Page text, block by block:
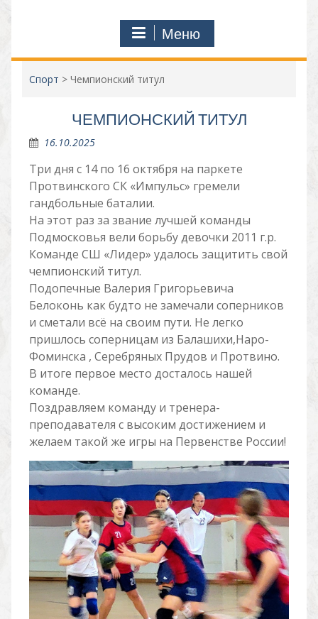
Меню
Спорт > Чемпионский титул
ЧЕМПИОНСКИЙ ТИТУЛ
16.10.2025
Три дня с 14 по 16 октября на паркете
Протвинского СК «Импульс» гремели
гандбольные баталии.
На этот раз за звание лучшей команды
Подмосковья вели борьбу девочки 2011 г.р.
Команде СШ «Лидер» удалось защитить свой
чемпионский титул.
Подопечные Валерия Григорьевича
Белоконь как будто не замечали соперников
и сметали всё на своим пути. Не легко
пришлось соперницам из Балашихи,Наро-
Фоминска , Серебряных Прудов и Протвино.
В итоге первое место досталось нашей
команде.
Поздравляем команду и тренера-
преподавателя с высоким достижением и
желаем такой же игры на Первенстве России!